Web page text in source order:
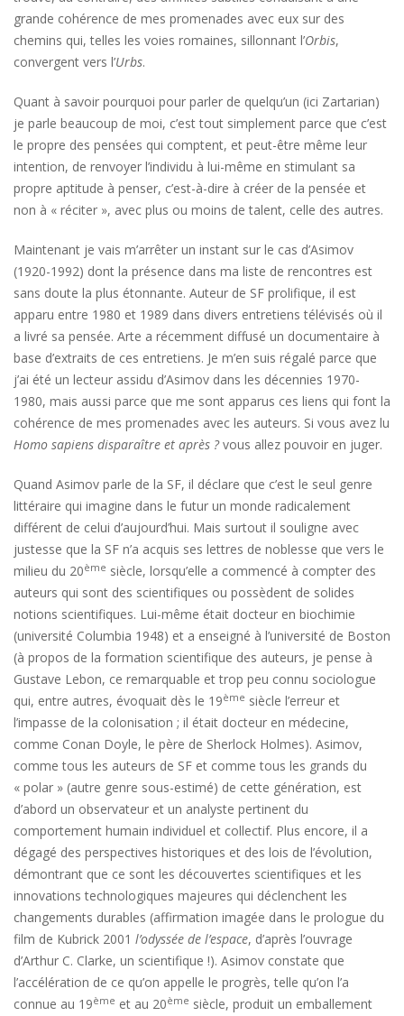
grande cohérence de mes promenades avec eux sur des
chemins qui, telles les voies romaines, sillonnant l’Orbis,
convergent vers l’Urbs.
Quant à savoir pourquoi pour parler de quelqu’un (ici Zartarian)
je parle beaucoup de moi, c’est tout simplement parce que c’est
le propre des pensées qui comptent, et peut-être même leur
intention, de renvoyer l’individu à lui-même en stimulant sa
propre aptitude à penser, c’est-à-dire à créer de la pensée et
non à « réciter », avec plus ou moins de talent, celle des autres.
Maintenant je vais m’arrêter un instant sur le cas d’Asimov
(1920-1992) dont la présence dans ma liste de rencontres est
sans doute la plus étonnante. Auteur de SF prolifique, il est
apparu entre 1980 et 1989 dans divers entretiens télévisés où il
a livré sa pensée. Arte a récemment diffusé un documentaire à
base d’extraits de ces entretiens. Je m’en suis régalé parce que
j’ai été un lecteur assidu d’Asimov dans les décennies 1970-
1980, mais aussi parce que me sont apparus ces liens qui font la
cohérence de mes promenades avec les auteurs. Si vous avez lu
Homo sapiens disparaître et après ?vous allez pouvoir en juger.
Quand Asimov parle de la SF, il déclare que c’est le seul genre
littéraire qui imagine dans le futur un monde radicalement
différent de celui d’aujourd’hui. Mais surtout il souligne avec
justesse que la SF n’a acquis ses lettres de noblesse que vers le
milieu du 20ème siècle, lorsqu’elle a commencé à compter des
auteurs qui sont des scientifiques ou possèdent de solides
notions scientifiques. Lui-même était docteur en biochimie
(université Columbia 1948) et a enseigné à l’université de Boston
(à propos de la formation scientifique des auteurs, je pense à
Gustave Lebon, ce remarquable et trop peu connu sociologue
qui, entre autres, évoquait dès le 19ème siècle l’erreur et
l’impasse de la colonisation ; il était docteur en médecine,
comme Conan Doyle, le père de Sherlock Holmes). Asimov,
comme tous les auteurs de SF et comme tous les grands du
« polar » (autre genre sous-estimé) de cette génération, est
d’abord un observateur et un analyste pertinent du
comportement humain individuel et collectif. Plus encore, il a
dégagé des perspectives historiques et des lois de l’évolution,
démontrant que ce sont les découvertes scientifiques et les
innovations technologiques majeures qui déclenchent les
changements durables (affirmation imagée dans le prologue du
film de Kubrick 2001 l’odyssée de l’espace, d’après l’ouvrage
d’Arthur C. Clarke, un scientifique !). Asimov constate que
l’accélération de ce qu’on appelle le progrès, telle qu’on l’a
connue au 19ème et au 20ème siècle, produit un emballement